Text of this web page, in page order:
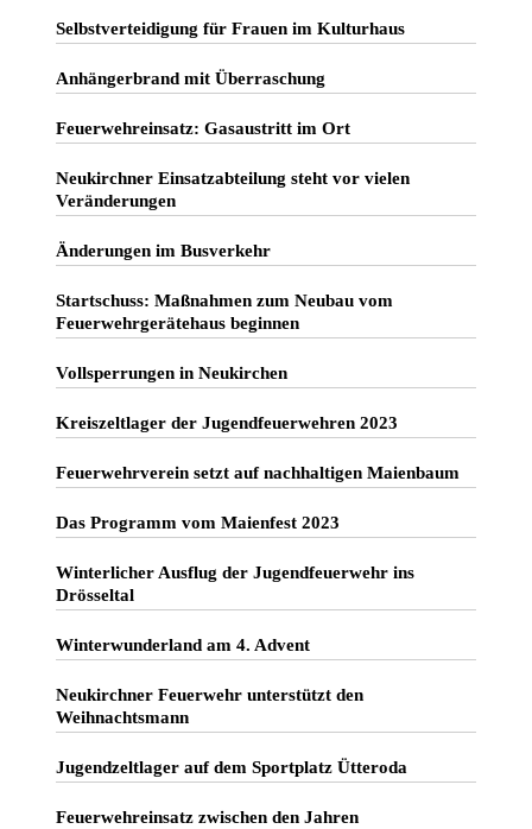
Selbstverteidigung für Frauen im Kulturhaus
Anhängerbrand mit Überraschung
Feuerwehreinsatz: Gasaustritt im Ort
Neukirchner Einsatzabteilung steht vor vielen
Veränderungen
Änderungen im Busverkehr
Startschuss: Maßnahmen zum Neubau vom
Feuerwehrgerätehaus beginnen
Vollsperrungen in Neukirchen
Kreiszeltlager der Jugendfeuerwehren 2023
Feuerwehrverein setzt auf nachhaltigen Maienbaum
Das Programm vom Maienfest 2023
Winterlicher Ausflug der Jugendfeuerwehr ins
Drösseltal
Winterwunderland am 4. Advent
Neukirchner Feuerwehr unterstützt den
Weihnachtsmann
Jugendzeltlager auf dem Sportplatz Ütteroda
Feuerwehreinsatz zwischen den Jahren